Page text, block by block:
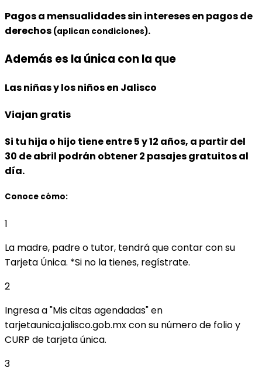
Pagos a mensualidades sin interesesen pagos de
derechos (aplican condiciones).
Además es la única con la que
Las niñas y los niñosen Jalisco
Viajan gratis
Si tu hija o hijo tiene entre5 y 12 años, a partir del
30 de abril podrán obtener2 pasajes gratuitos al
día.
Conoce cómo:
1
La madre, padre o tutor, tendrá que contar con su
Tarjeta Única. *Si no la tienes, regístrate.
2
Ingresa a"Mis citas agendadas"en
tarjetaunica.jalisco.gob.mxcon su número de folio y
CURP de tarjeta única.
3